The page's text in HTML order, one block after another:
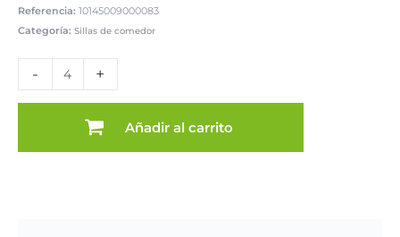
Referencia: 10145009000083
Categoría: Sillas de comedor
-
DE
BLANCO
+
Añadir al carrito